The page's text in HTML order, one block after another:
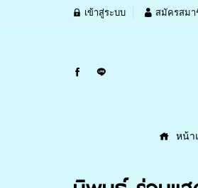
เข้าสู่ระบบ สมัครสมา
หน้า